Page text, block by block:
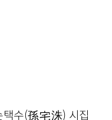
택수(孫宅洙) 시집